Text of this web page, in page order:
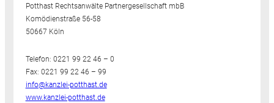
Potthast Rechtsanwälte Partnergesellschaft mbB
Komödienstraße 56-58
50667 Köln
Telefon: 0221 99 22 46 – 0
Fax: 0221 99 22 46 – 99
info@kanzlei-potthast.de
www.kanzlei-potthast.de